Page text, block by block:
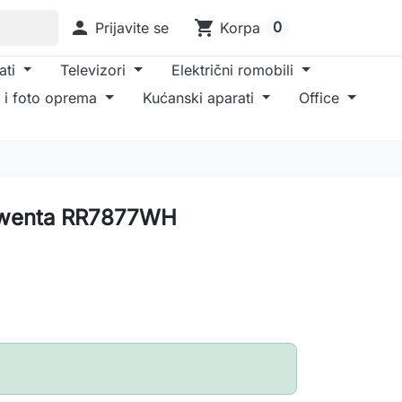
 Prijavite se shopping_cart Korpa 0
Televizori
Električni romobili
i foto oprema Kućanski aparati
Office
RR7877WH